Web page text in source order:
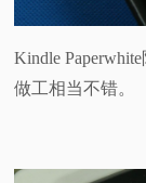
Kindle
做工相当不错。